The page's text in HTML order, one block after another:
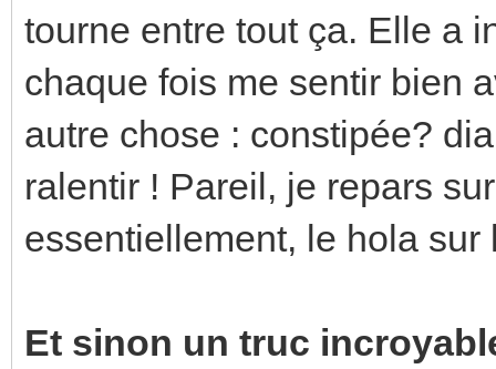
tourne entre tout ça. Elle a
chaque fois me sentir bien
autre chose : constipée?
ralentir ! Pareil, je repars
essentiellement, le hola sur
Et sinon un truc